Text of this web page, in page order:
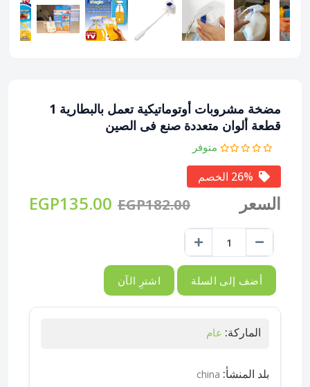
مضخة مشروبات أوتوماتيكية تعمل بالبطارية 1
قطعة ألوان متعددة صنع فى الصين
متوفر
السعر EGP182.00
EGP135.00
أضف إلى السلة اشترِ الآن
الماركة: عام
بلد المنشأ: china